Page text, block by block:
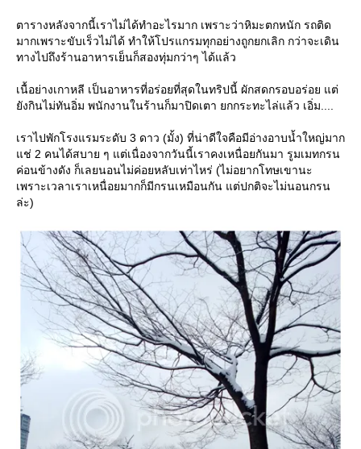
ตารางหลังจากนี้เราไม่ได้ทำอะไรมาก เพราะว่าหิมะตกหนัก รถติด
มากเพราะขับเร็วไม่ได้ ทำให้โปรแกรมทุกอย่างถูกยกเลิก กว่าจะเดิน
ทางไปถึงร้านอาหารเย็นก็สองทุ่มกว่าๆ ได้แล้ว
เนื้อย่างเกาหลี เป็นอาหารที่อร่อยที่สุดในทริปนี้ ผักสดกรอบอร่อย แต่
ังกินไม่ทันอิ่ม พนักงานในร้านก็มาปิดเตา ยกกระทะไล่แล้ว เอิ่ม....
เราไปพักโรงแรมระดับ 3 ดาว (มั้ง) ที่น่าดีใจคือมีอ่างอาบน้ำใหญ่มาก
ช่ 2 คนได้สบาย ๆ แต่เนื่องจากวันนี้เราคงเหนื่อยกันมา รูมเมทกรน
ค่อนข้างดัง ก็เลยนอนไม่ค่อยหลับเท่าไหร่ (ไม่อยากโทษเขานะ
เพราะเวลาเราเหนื่อยมากก็มีกรนเหมือนกัน แต่ปกติจะไม่นอนกรน
ล่ะ)